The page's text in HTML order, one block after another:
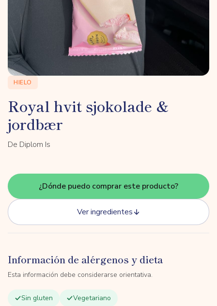
HIELO
Royal hvit sjokolade &
jordbær
De Diplom Is
¿Dónde puedo comprar este producto?
Ver ingredientes
Información de alérgenos y dieta
Esta información debe considerarse orientativa.
Sin gluten Vegetariano